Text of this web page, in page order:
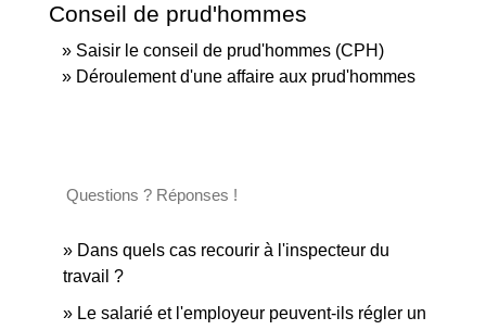
Conseil de prud'hommes
Saisir le conseil de prud'hommes (CPH)
Déroulement d'une affaire aux prud'hommes
Questions ? Réponses !
Dans quels cas recourir à l'inspecteur du
travail ?
Le salarié et l'employeur peuvent-ils régler un